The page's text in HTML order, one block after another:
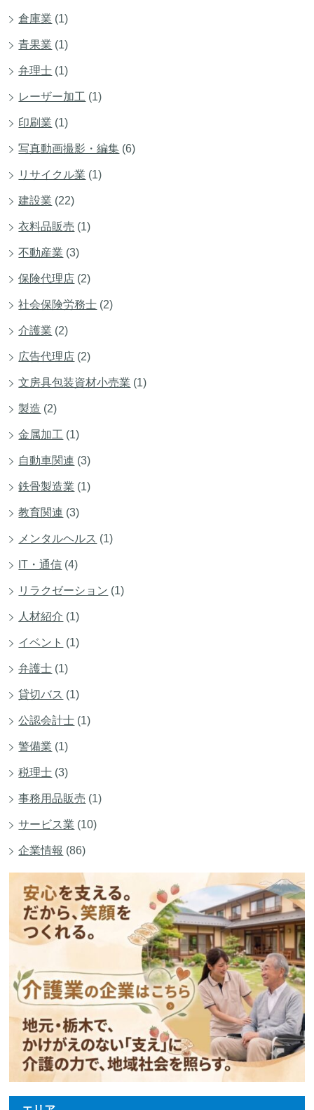
倉庫業 (1)
青果業 (1)
弁理士 (1)
レーザー加工 (1)
印刷業 (1)
写真動画撮影・編集 (6)
リサイクル業 (1)
建設業 (22)
衣料品販売 (1)
不動産業 (3)
保険代理店 (2)
社会保険労務士 (2)
介護業 (2)
広告代理店 (2)
文房具包装資材小売業 (1)
製造 (2)
金属加工 (1)
自動車関連 (3)
鉄骨製造業 (1)
教育関連 (3)
メンタルヘルス (1)
IT・通信 (4)
リラクゼーション (1)
人材紹介 (1)
イベント (1)
弁護士 (1)
貸切バス (1)
公認会計士 (1)
警備業 (1)
税理士 (3)
事務用品販売 (1)
サービス業 (10)
企業情報 (86)